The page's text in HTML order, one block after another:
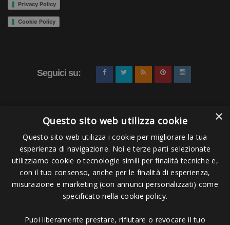
Privacy Policy
Cookie Policy
Seguici su:
Pagamenti Accettati
×
Questo sito web utilizza cookie
Questo sito web utilizza i cookie per migliorare la tua
esperienza di navigazione. Noi e terze parti selezionate
utilizziamo cookie o tecnologie simili per finalità tecniche e,
con il tuo consenso, anche per le finalità di esperienza,
misurazione e marketing (con annunci personalizzati) come
specificato nella cookie policy.
Puoi liberamente prestare, rifiutare o revocare il tuo